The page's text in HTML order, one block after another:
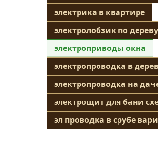
электрика в квартире
электролобзик по
электроприводы окна
электропроводка в
электропроводка на
электрощит для бани
эл проводка в срубе